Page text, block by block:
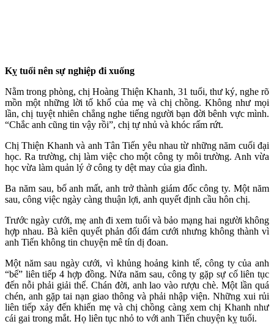
Kỵ tuổi nên sự nghiệp đi xuống
Nằm trong phòng, chị Hoàng Thiện Khanh, 31 tuổi, thư ký, nghe rõ
mồn một những lời tố khổ của mẹ và chị chồng. Không như mọi
lần, chị tuyệt nhiên chẳng nghe tiếng người bạn đời bênh vực mình.
“Chắc anh cũng tin vậy rồi”, chị tự nhủ và khóc rấm rứt.
Chị Thiện Khanh và anh Tân Tiến yêu nhau từ những năm cuối đại
học. Ra trường, chị làm việc cho một công ty môi trường. Anh vừa
học vừa làm quản lý ở công ty dệt may của gia đình.
Ba năm sau, bố anh mất, anh trở thành giám đốc công ty. Một năm
sau, công việc ngày càng thuận lợi, anh quyết định cầu hôn chị.
Trước ngày cưới, mẹ anh đi xem tuổi và bảo mạng hai người không
hợp nhau. Bà kiên quyết phản đối đám cưới nhưng không thành vì
anh Tiến không tin chuyện mê tín dị đoan.
Một năm sau ngày cưới, vì khủng hoảng kinh tế, công ty của anh
“bể” liên tiếp 4 hợp đồng. Nửa năm sau, công ty gặp sự cố liên tục
đến nỗi phải giải thể. Chán đời, anh lao vào rượu chè. Một lần quá
chén, anh gặp tai nạn giao thông và phải nhập viện. Những xui rủi
liên tiếp xảy đến khiến mẹ và chị chồng càng xem chị Khanh như
cái gai trong mắt. Họ liên tục nhỏ to với anh Tiến chuyện kỵ tuổi.